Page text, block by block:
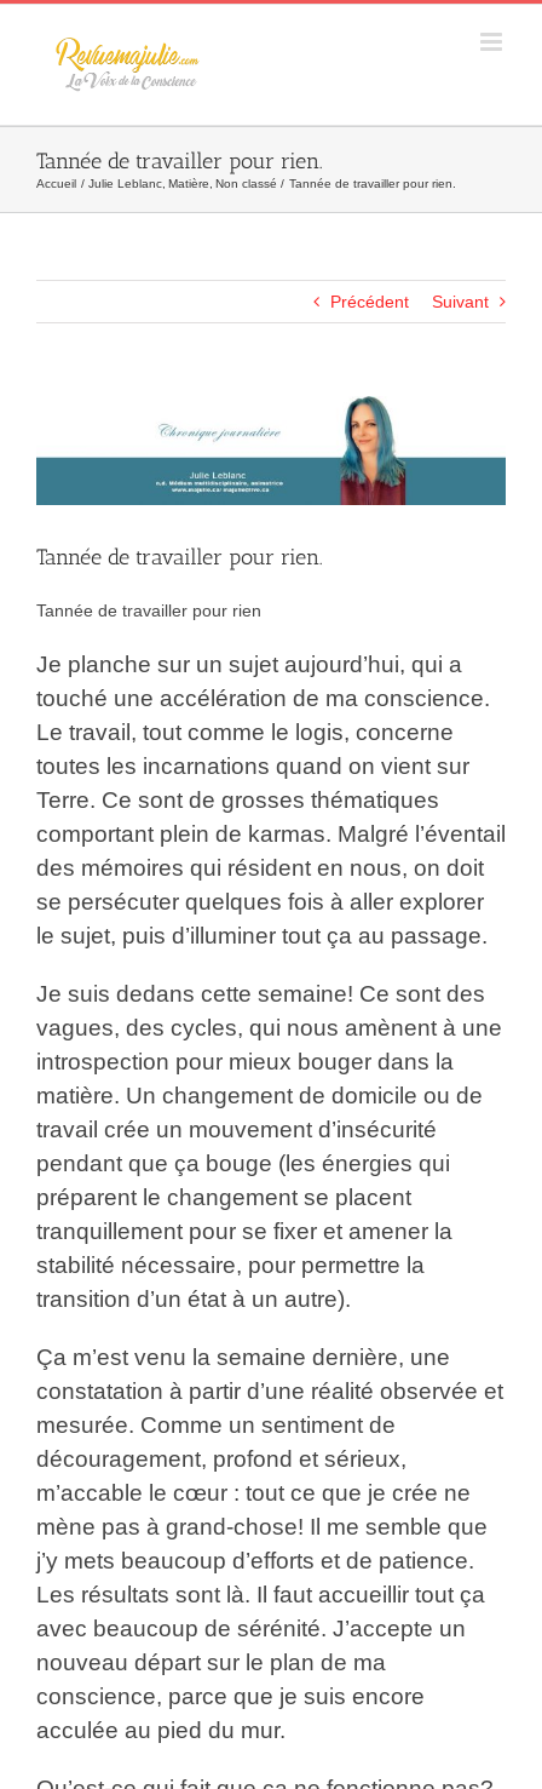
Skip
Tannée de travailler pour rien.
Accueil Julie Leblanc Matière Non classé Tannée de travailler pour rien.
Précédent Suivant
Tannée de travailler pour rien.
Tannée de travailler pour rien
Je planche sur un sujet aujourd’hui, qui a
touché une accélération de ma conscience.
Le travail, tout comme le logis, concerne
toutes les incarnations quand on vient sur
Terre. Ce sont de grosses thématiques
comportant plein de karmas. Malgré l’éventail
des mémoires qui résident en nous, on doit
se persécuter quelques fois à aller explorer
le sujet, puis d’illuminer tout ça au passage.
Je suis dedans cette semaine! Ce sont des
vagues, des cycles, qui nous amènent à une
introspection pour mieux bouger dans la
matière. Un changement de domicile ou de
travail crée un mouvement d’insécurité
pendant que ça bouge (les énergies qui
préparent le changement se placent
tranquillement pour se fixer et amener la
stabilité nécessaire, pour permettre la
transition d’un état à un autre).
Ça m’est venu la semaine dernière, une
constatation à partir d’une réalité observée et
mesurée. Comme un sentiment de
découragement, profond et sérieux,
m’accable le cœur : tout ce que je crée ne
mène pas à grand-chose! Il me semble que
j’y mets beaucoup d’efforts et de patience.
Les résultats sont là. Il faut accueillir tout ça
avec beaucoup de sérénité. J’accepte un
nouveau départ sur le plan de ma
conscience, parce que je suis encore
acculée au pied du mur.